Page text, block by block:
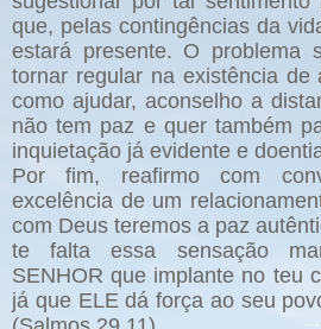
que, pelas contingências da
estará presente. O problema
tornar regular na existência de
como ajudar, aconselho a
não tem paz e quer também
inquietação já evidente e
Por fim, reafirmo com
excelência de um
com Deus teremos a paz
te falta essa sensação
SENHOR que implante no teu
já que ELE dá força ao seu